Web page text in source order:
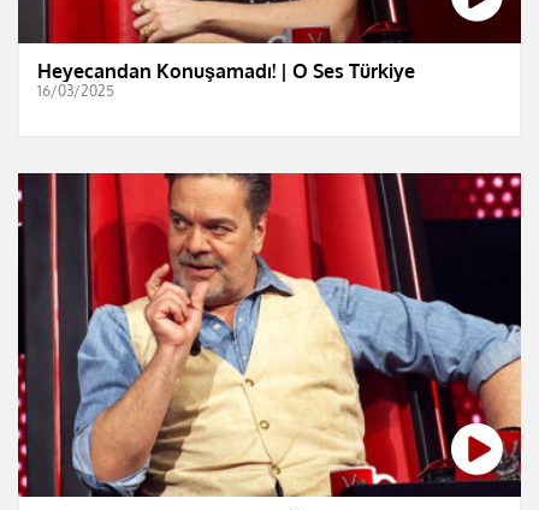
Heyecandan Konuşamadı! | O Ses Türkiye
16/03/2025